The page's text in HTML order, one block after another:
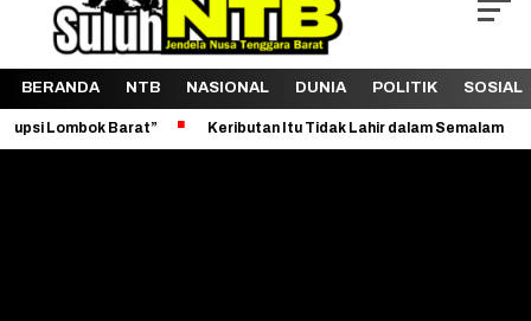
BERANDA NTB NASIONAL DUNIA POLITIK SOSIAL
Barat” Keributan Itu Tidak Lahir dalam Semalam